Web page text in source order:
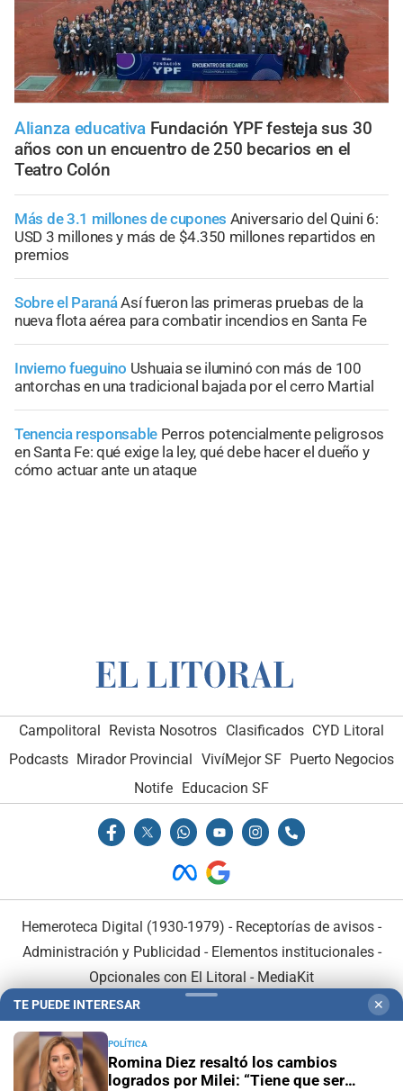
Alianza educativa Fundación YPF festeja sus 30
años con un encuentro de 250 becarios en el
Teatro Colón
Más de 3.1 millones de cupones Aniversario del Quini 6:
USD 3 millones y más de $4.350 millones repartidos en
premios
Sobre el ParanáAsí fueron las primeras pruebas de la
nueva flota aérea para combatir incendios en Santa Fe
Invierno fueguino Ushuaia se iluminó con más de 100
antorchas en una tradicional bajada por el cerro Martial
Tenencia responsable Perros potencialmente peligrosos
en Santa Fe: qué exige la ley, qué debe hacer el dueño y
cómo actuar ante un ataque
Campolitoral Revista Nosotros Clasificados CYD Litoral
Podcasts Mirador Provincial VivíMejor SF Puerto Negocios
Notife
Educacion SF
Hemeroteca Digital (1930-1979) - Receptorías de avisos -
Administración y Publicidad - Elementos institucionales-
Opcionales con El Litoral - MediaKit
TE PUEDE INTERESAR ✕
POLÍTICA
Romina Diez resaltó los cambios
logrados por Milei: “Tiene que ser